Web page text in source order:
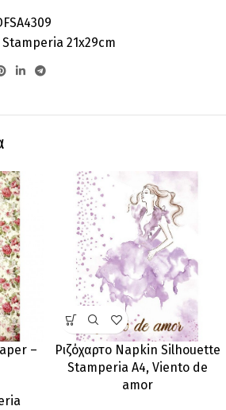
Stamperia 21x29cm
–
Ριζόχαρτο Napkin Silhouette
Stamperia A4, Viento de
amor